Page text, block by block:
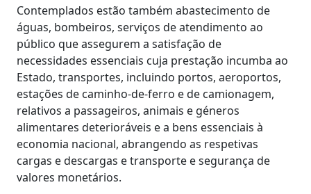
Contemplados estão também abastecimento de
águas, bombeiros, serviços de atendimento ao
público que assegurem a satisfação de
necessidades essenciais cuja prestação incumba ao
Estado, transportes, incluindo portos, aeroportos,
estações de caminho-de-ferro e de camionagem,
relativos a passageiros, animais e géneros
alimentares deterioráveis e a bens essenciais à
economia nacional, abrangendo as respetivas
cargas e descargas e transporte e segurança de
valores monetários.